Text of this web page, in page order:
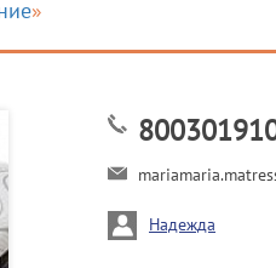
»
Надежда